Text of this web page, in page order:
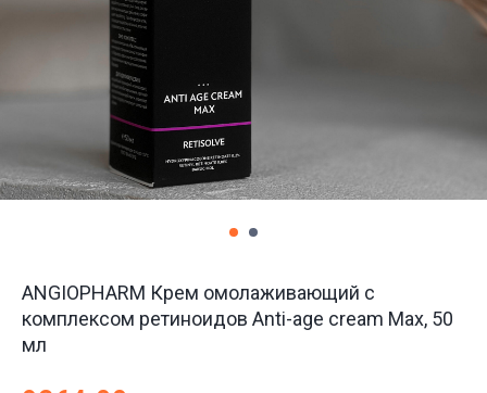
ANGIOPHARM Крем омолаживающий с
комплексом ретиноидов Anti-age cream Max, 50
мл